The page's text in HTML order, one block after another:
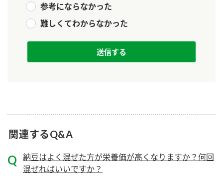
炊き込みご飯の素
お酢ドリンク
味ぽん
ぽん酢
かおりの蔵
PIN印
千夜
企業理念
ミツカンの歴史
ミツカンを知る
環境への取り組み
各部門が大切にしていること
採用情報
お客様の声をいかしました
販売終了製品のご案内
参考にならなかった
難しくてわからなかった
関連するQ&A
納豆はよく混ぜた方が栄養価が高くなりますか？何回
混ぜればいいですか？